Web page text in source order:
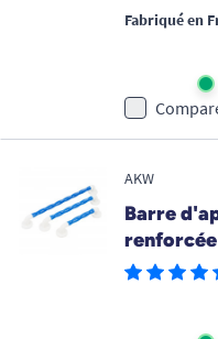
Fabriqué en
AKW
Barre
renforcée